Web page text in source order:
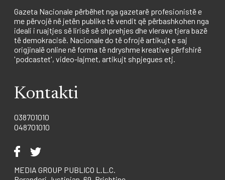
Gazeta Nacionale përbëhet nga gazetarë profesionistë e
me përvojë në jetën publike të vendit që përbashkohen nga
ideali i ruajtjes së lirisë së shprehjes dhe vlerave tjera bazë
të demokracisë. Nacionale do të ofrojë artikujt e saj
origjinalë online në forma të ndryshme kreative përfshirë
'podcastet', video-lajmet, artikujt shpjegues etj.
Kontakti
038701010
048701010
MEDIA GROUP PUBLICO L.L.C.